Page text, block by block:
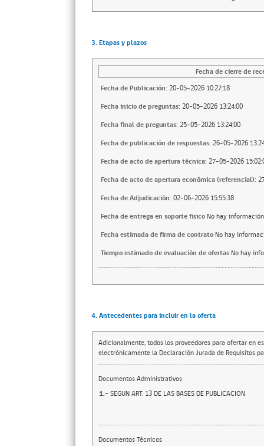
3. Etapas y plazos
Fecha de cierre de
Fecha de Publicación: 20-05-2026 10:27:18
Fecha inicio de preguntas: 20-05-2026 13:24:00
Fecha final de preguntas: 25-05-2026 13:24:00
Fecha de publicación de respuestas: 26-05-2026
Fecha de acto de apertura técnica: 27-05-2026
Fecha de acto de apertura económica (referencial):
Fecha de Adjudicación: 02-06-2026 15:55:38
Fecha de entrega en soporte fisicoNo hay información
Fecha estimada de firma de contratoNo hay
Tiempo estimado de evaluación de ofertasNo hay
4. Antecedentes para incluir en la oferta
Adicionalmente, todos los proveedores para ofertar en
electrónicamente la Declaración Jurada de Requisitos
Documentos Administrativos
1.- SEGUN ART. 13 DE LAS BASES DE PUBLICACION
Documentos Técnicos